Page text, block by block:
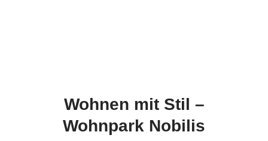
Wohnen mit Stil –
Wohnpark Nobilis